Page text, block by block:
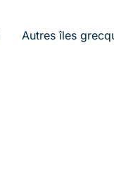
Autres îles